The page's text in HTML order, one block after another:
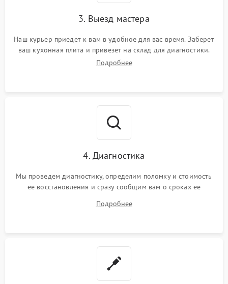
3. Выезд мастера
Наш курьер приедет к вам в удобное для вас время. Заберет
ваш кухонная плита и привезет на склад для диагностики.
Подробнее
4. Диагностика
Мы проведем диагностику, определим поломку и стоимость
ее восстановления и сразу сообщим вам о сроках ее
Подробнее